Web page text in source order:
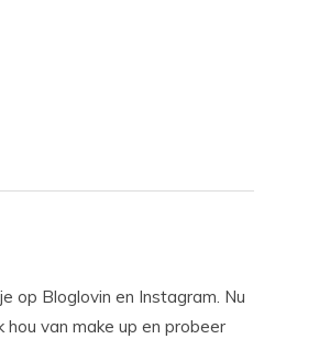
op Bloglovin en Instagram. Nu
van make up en probeer